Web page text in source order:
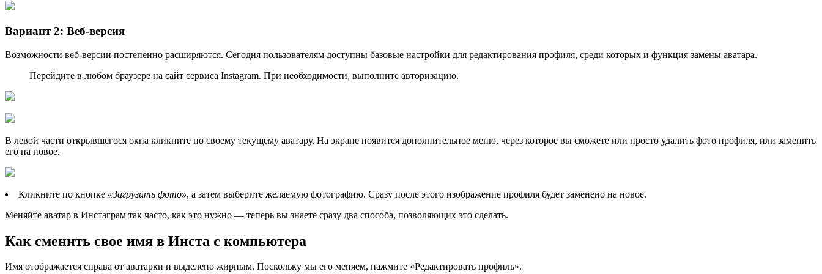
Вариант 2: Веб-версия
Возможности веб-версии постепенно расширяются. Сегодня пользователям доступны базовые настройки для редактирования профиля, среди которых и функция замены аватара.
Перейдите в любом браузере на сайт сервиса Instagram. При необходимости, выполните авторизацию.
В левой части открывшегося окна кликните по своему текущему аватару. На экране появится дополнительное меню, через которое вы сможете или просто удалить фото профиля, или заменить
его на новое.
Кликните по кнопке «Загрузить фото», а затем выберите желаемую фотографию. Сразу после этого изображение профиля будет заменено на новое.
Меняйте аватар в Инстаграм так часто, как это нужно — теперь вы знаете сразу два способа, позволяющих это сделать.
Как сменить свое имя в Инста с компьютера
Имя отображается справа от аватарки и выделено жирным. Поскольку мы его меняем, нажмите «Редактировать профиль».